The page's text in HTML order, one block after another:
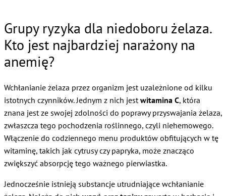
Grupy ryzyka dla niedoboru żelaza.
Kto jest najbardziej narażony na
anemię?
Wchłanianie żelaza przez organizm jest uzależnione od kilku
istotnych czynników. Jednym z nich jestwitamina C, która
znana jest ze swojej zdolności do poprawy przyswajania żelaza,
zwłaszcza tego pochodzenia roślinnego, czyli niehemowego.
Włączenie do codziennego menu produktów obfitujących w tę
witaminę, takich jak cytrusy czy papryka, może znacząco
zwiększyć absorpcję tego ważnego pierwiastka.
Jednocześnie istnieją substancje utrudniające wchłanianie